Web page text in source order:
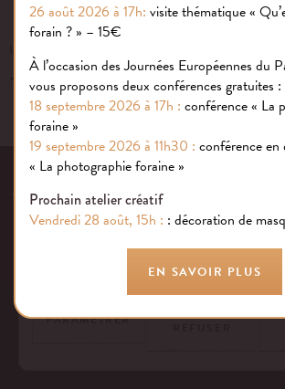
26 août 2026 à 17h: visite thématique «
forain ? » – 15€
À l’occasion des Journées Européennes du
vous proposons deux conférences gratuites :
18 septembre 2026 à 17h : conférence « La
foraine »
19 septembre 2026 à 11h30 : conférence en
« La photographie foraine »
Prochain atelier créatif
Vendredi 28 août, 15h : : décoration de
EN SAVOIR PLUS
+33 (0)1 43 40 16 22
EQUIPE NOS ENGAGEMENTS
53 AVENUE DES TERROIRS DE FRANCE,
CONTACTEZ-NOUS
Gestion des cookies
Nous utilisons des cookies sur notre site internet
expérience aussi douce qu’une confiserie foraine !
En savoir plus
PARAMÉTRER